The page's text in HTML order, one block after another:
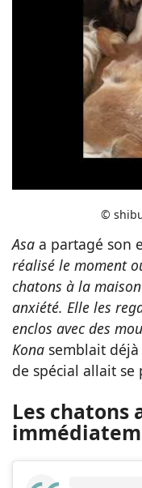
©
Asa a partagé son
réalisé le moment
chatons à la
anxiété. Elle les
enclos avec des
Kona semblait
de spécial allait se
Les chatons